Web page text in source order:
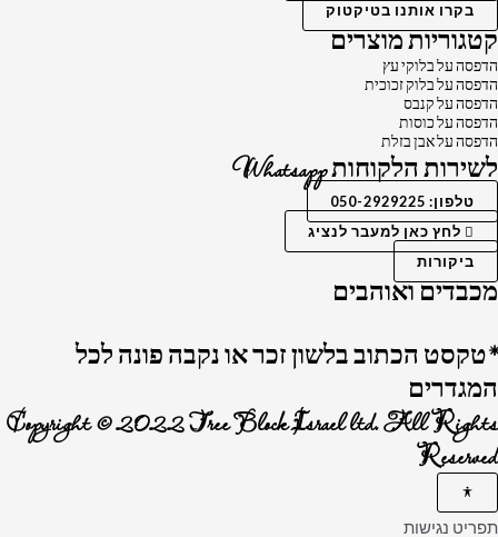
בקרו אותנו בטיקטוק
קטגוריות מוצרים
הדפסה על בלוקי עץ
הדפסה על בלוק זכוכית
הדפסה על קנבס
הדפסה על כוסות
הדפסה על אבן בזלת
לשירות הלקוחות Whatsapp
טלפון: 050-2929225
לחץ כאן למעבר לנציג
ביקורות
מכבדים ואוהבים
*טקסט הכתוב בלשון זכר או נקבה פונה לכל
המגדרים
Copyright © 2022 Tree Block Israel ltd. All Rights
Reserved
תפריט נגישות